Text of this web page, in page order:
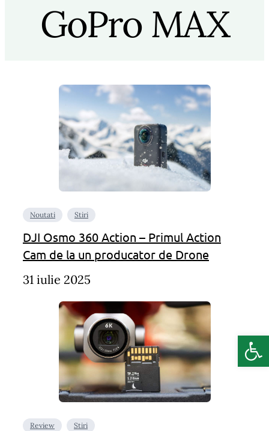
GoPro MAX
Noutati Stiri
DJI Osmo 360 Action – Primul Action
Cam de la un producator de Drone
31 iulie 2025
Review Stiri